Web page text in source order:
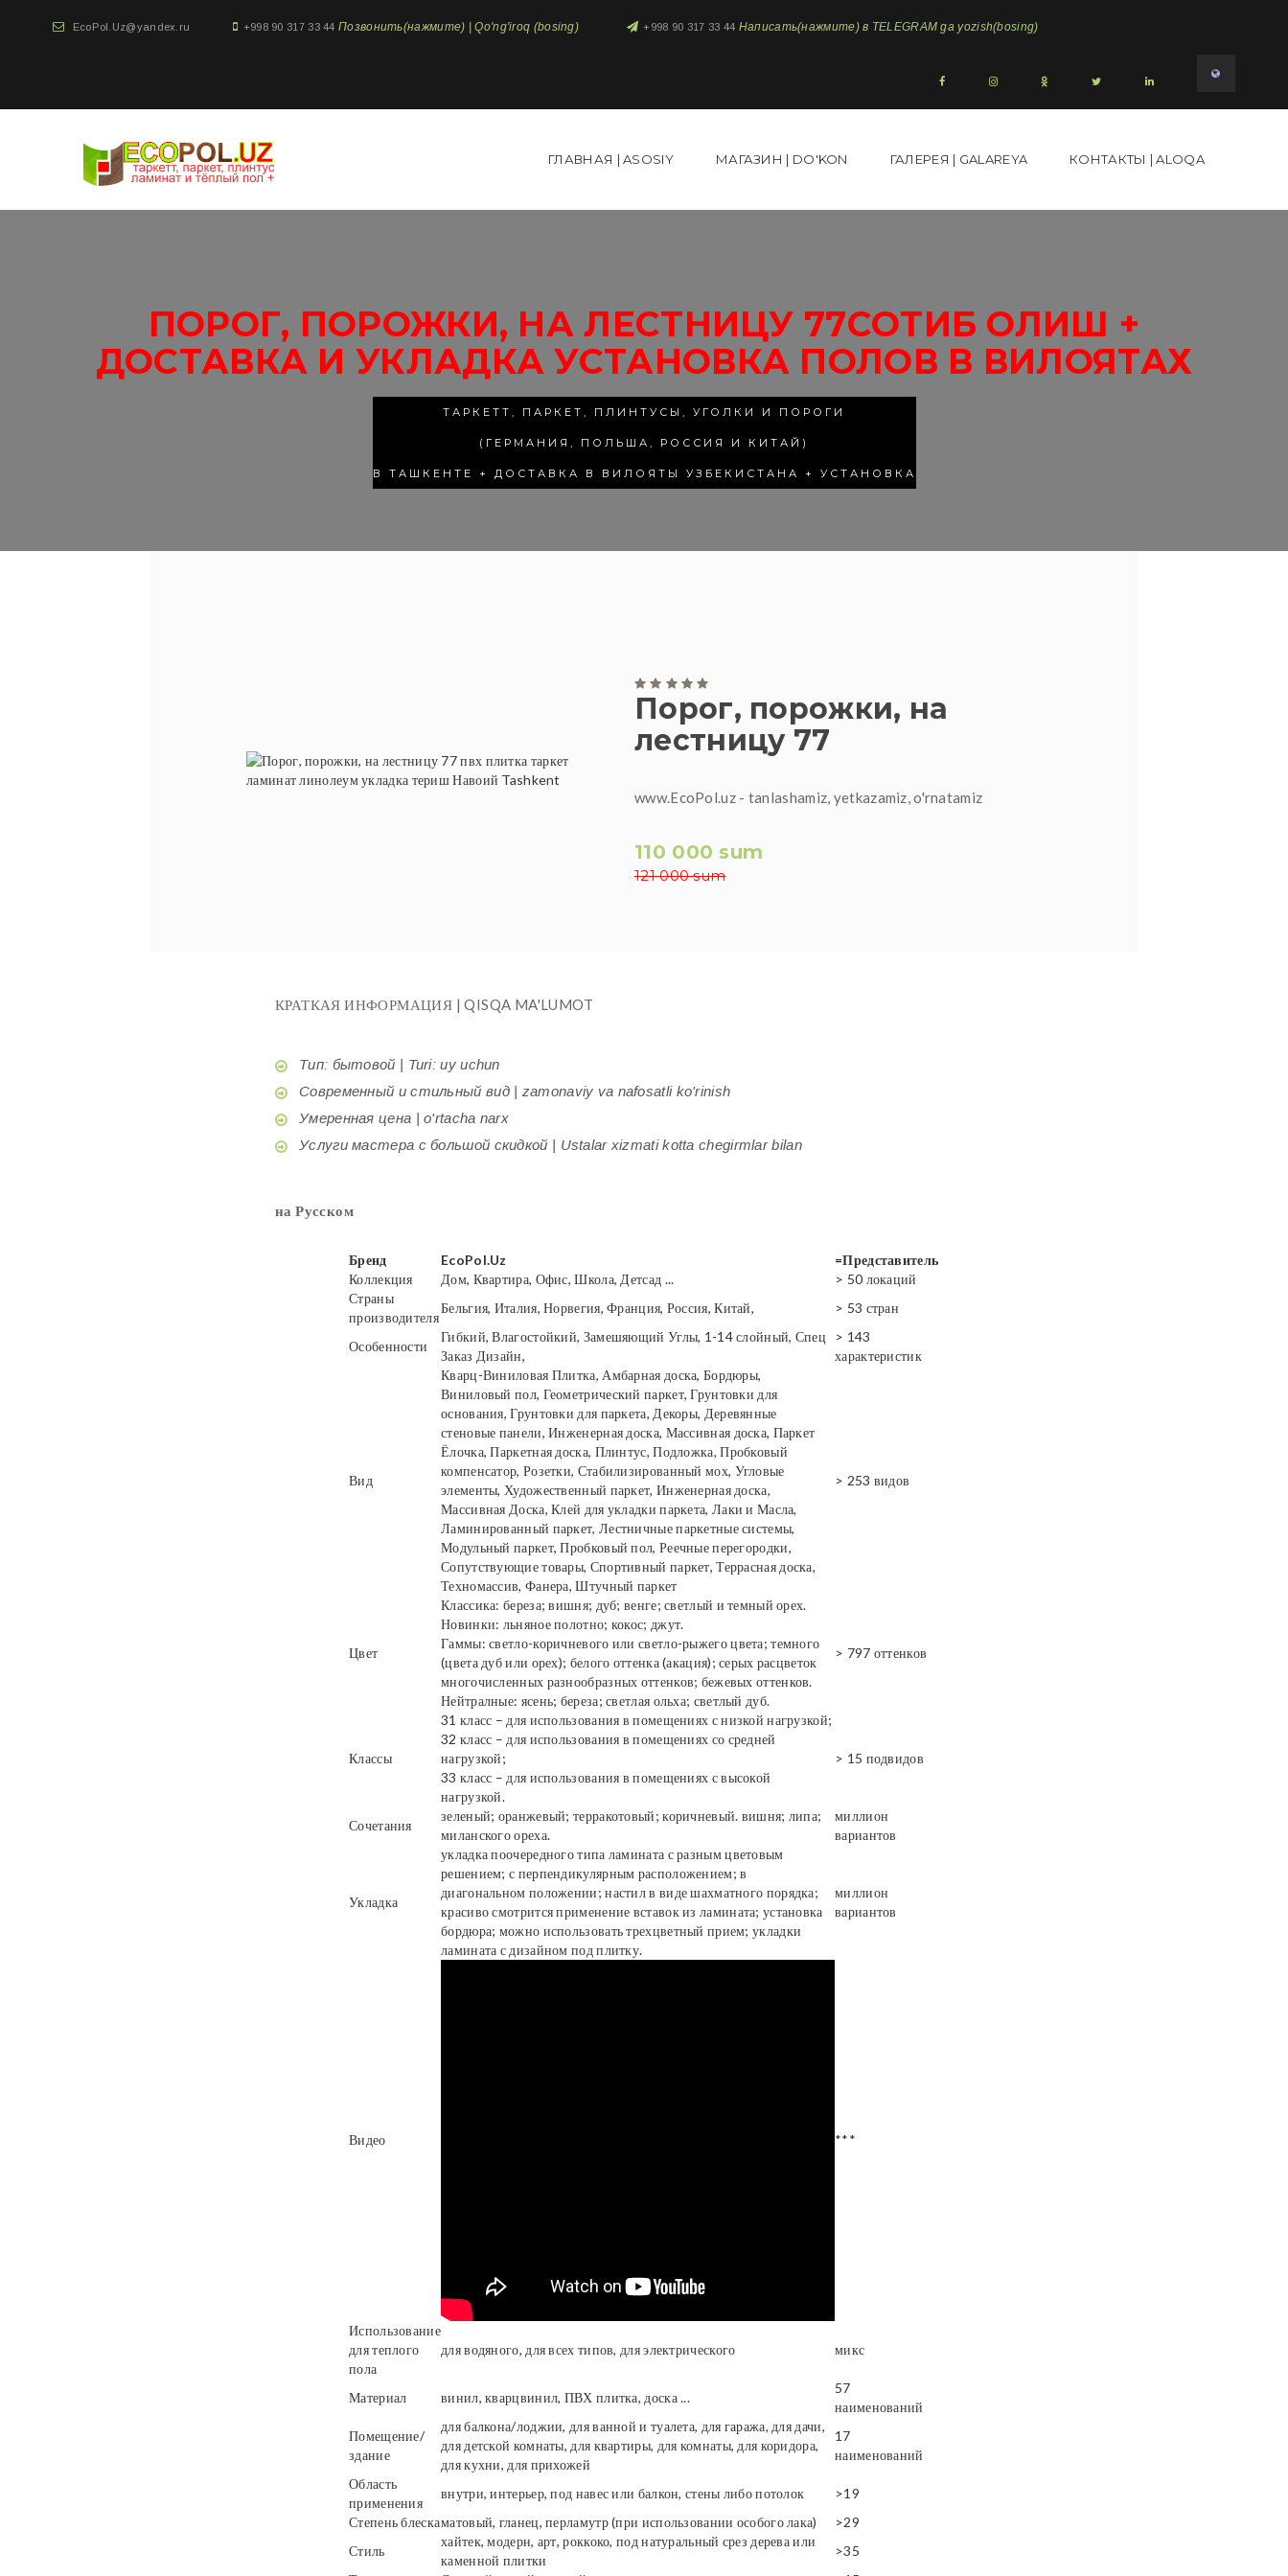
EcoPol.Uz@yandex.ru +998 90 317 33 44 Позвонить(нажмите) | Qo'ng'iroq (bosing) +998 90 317 33 44 Написать(нажмите) в TELEGRAM ga yozish(bosing)
ГЛАВНАЯ | ASOSIY МАГАЗИН | DO'KON ГАЛЕРЕЯ | GALAREYA КОНТАКТЫ | ALOQA
ПОРОГ, ПОРОЖКИ, НА ЛЕСТНИЦУ 77СОТИБ ОЛИШ +
ДОСТАВКА И УКЛАДКА УСТАНОВКА ПОЛОВ В ВИЛОЯТАХ
ТАРКЕТТ, ПАРКЕТ, ПЛИНТУСЫ, УГОЛКИ И ПОРОГИ
(ГЕРМАНИЯ, ПОЛЬША, РОССИЯ И КИТАЙ)
В ТАШКЕНТЕ + ДОСТАВКА В ВИЛОЯТЫ УЗБЕКИСТАНА + УСТАНОВКА
Порог, порожки, на
лестницу 77
www.EcoPol.uz - tanlashamiz, yetkazamiz, o'rnatamiz
110 000 sum
121 000 sum
КРАТКАЯ ИНФОРМАЦИЯ | QISQA MA'LUMOT
Тип: бытовой | Turi: uy uchun
Современный и стильный вид | zamonaviy va nafosatli ko'rinish
Умеренная цена | o'rtacha narx
Услуги мастера с большой скидкой | Ustalar xizmati kotta chegirmlar bilan
на Русском
Бренд EcoPol.Uz
=Представитель
Коллекция
Дом, Квартира, Офис, Школа, Детсад ...
> 50 локаций
Страны
производителя
Бельгия, Италия, Норвегия, Франция, Россия, Китай, > 53 стран
Особенности
Гибкий, Влагостойкий, Замешяющий Углы, 1-14 слойный, Спец
Заказ Дизайн,
> 143
характеристик
Вид
Кварц-Виниловая Плитка, Амбарная доска, Бордюры,
Виниловый пол, Геометрический паркет, Грунтовки для
основания, Грунтовки для паркета, Декоры, Деревянные
стеновые панели, Инженерная доска, Массивная доска, Паркет
Ёлочка, Паркетная доска, Плинтус, Подложка, Пробковый
компенсатор, Розетки, Стабилизированный мох, Угловые
элементы, Художественный паркет, Инженерная доска,
Массивная Доска, Клей для укладки паркета, Лаки и Масла,
Ламинированный паркет, Лестничные паркетные системы,
Модульный паркет, Пробковый пол, Реечные перегородки,
Сопутствующие товары, Спортивный паркет, Террасная доска,
Техномассив, Фанера, Штучный паркет
> 253 видов
Цвет
Классика: береза; вишня; дуб; венге; светлый и темный орех.
Новинки: льняное полотно; кокос; джут.
Гаммы: светло-коричневого или светло-рыжего цвета; темного
(цвета дуб или орех); белого оттенка (акация); серых расцветок
многочисленных разнообразных оттенков; бежевых оттенков.
Нейтралные: ясень; береза; светлая ольха; светлый дуб.
> 797 оттенков
Классы
31 класс – для использования в помещениях с низкой нагрузкой;
32 класс – для использования в помещениях со средней
нагрузкой;
33 класс – для использования в помещениях с высокой
нагрузкой.
> 15 подвидов
Сочетания
зеленый; оранжевый; терракотовый; коричневый. вишня; липа;
миланского ореха.
миллион
вариантов
Укладка
укладка поочередного типа ламината с разным цветовым
решением; с перпендикулярным расположением; в
диагональном положении; настил в виде шахматного порядка;
красиво смотрится применение вставок из ламината; установка
бордюра; можно использовать трехцветный прием; укладки
ламината с дизайном под плитку.
миллион
вариантов
Видео ***
Использование
для теплого
пола
для водяного, для всех типов, для электрического микс
Материал винил, кварцвинил, ПВХ плитка, доска ...
57
наименований
Помещение/
здание
для балкона/лоджии, для ванной и туалета, для гаража, для дачи,
для детской комнаты, для квартиры, для комнаты, для коридора,
для кухни, для прихожей
17
наименований
Область
применения
внутри, интерьер, под навес или балкон, стены либо потолок
>19
Степень блескаматовый, гланец, перламутр (при использовании особого лака)
>29
Стиль
хайтек, модерн, арт, роккоко, под натуральный срез дерева или
каменной плитки
>35